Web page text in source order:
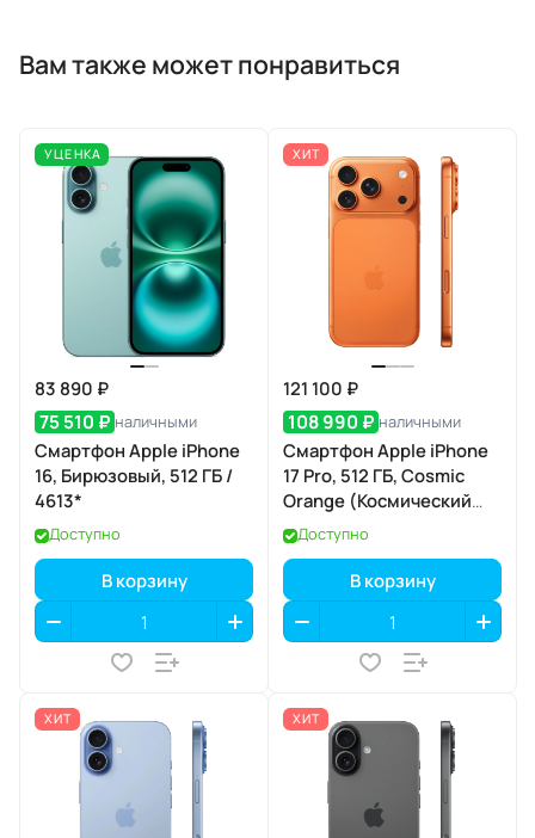
Вам также может понравиться
УЦЕНКА
83 890 ₽
75 510 ₽ наличными
Смартфон Apple iPhone
16, Бирюзовый, 512 ГБ /
4613*
Доступно
В корзину
ХИТ
121 100 ₽
108 990 ₽ наличными
Смартфон Apple iPhone
17 Pro, 512 ГБ, Cosmic
Orange (Космический
оранжевый) Dual eSIM
Доступно
В корзину
ХИТ ХИТ